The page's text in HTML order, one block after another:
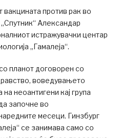
вакцината против рак во
Александар
истражувачки центар
„Гамалеја“.
планот договорен со
воведувањето
неоантигени кај група
започне во
месеци. Гинзбург
се занимава само со